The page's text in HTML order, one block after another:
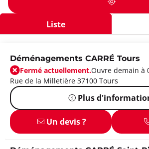
Liste
Déménagements CARRÉ Tours
Fermé actuellement.Ouvre demain à
Rue de la Milletière 37100 Tours
Plus
Un devis ?